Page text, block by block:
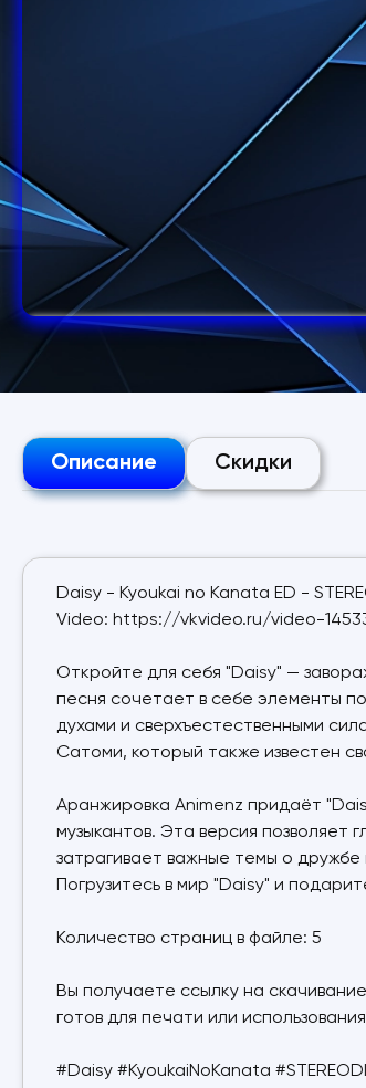
Описание Скидки
Daisy - Kyoukai no Kanata ED -
Video: https://vkvideo.ru/video-
Откройте для себя "Daisy" —
песня сочетает в себе элементы
духами и сверхъестественными
Сатоми, который также известен
Аранжировка Animenz придаёт
музыкантов. Эта версия позволяет
затрагивает важные темы о
Погрузитесь в мир "Daisy" и
Количество страниц в файле: 5
Вы получаете ссылку на
готов для печати или
#Daisy #KyoukaiNoKanata